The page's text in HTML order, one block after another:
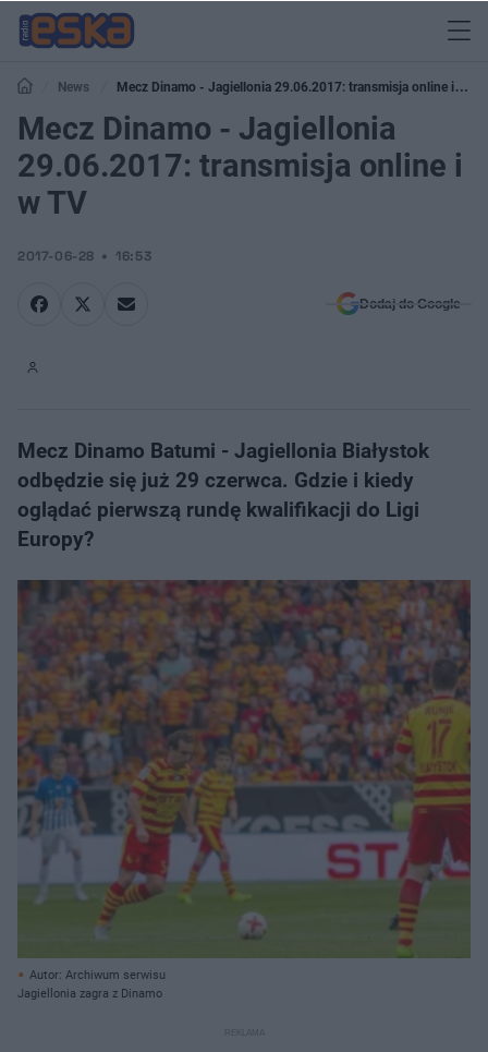
News
Mecz Dinamo - Jagiellonia 29.06.2017: transmisja online i w
TV
Mecz Dinamo - Jagiellonia
29.06.2017: transmisja online i
w TV
2017-06-28 16:53
Dodaj do Google
Mecz Dinamo Batumi - Jagiellonia Białystok
odbędzie się już 29 czerwca. Gdzie i kiedy
oglądać pierwszą rundę kwalifikacji do Ligi
Europy?
Autor: Archiwum serwisu
Jagiellonia zagra z Dinamo